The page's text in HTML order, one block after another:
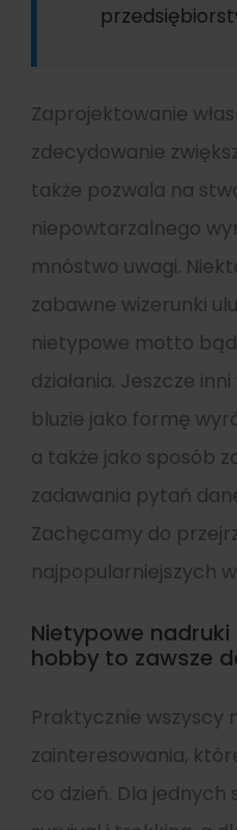
Zaprojektowanie
zdecydowanie
także pozwala na
niepowtarzalnego
mnóstwo uwagi.
zabawne wizerunki
nietypowe motto
działania. Jeszcze
bluzie jako formę
a także jako sposób
zadawania pytań
Zachęcamy do
najpopularniejszych
Nietypowe nadruki
hobby to zawsze
Praktycznie wszyscy
zainteresowania,
co dzień. Dla